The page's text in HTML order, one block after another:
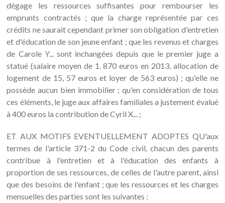
dégage les ressources suffisantes pour rembourser les
emprunts contractés ; que la charge représentée par ces
crédits ne saurait cependant primer son obligation d'entretien
et d'éducation de son jeune enfant ; que les revenus et charges
de Carole Y... sont inchangées depuis que le premier juge a
statué (salaire moyen de 1. 870 euros en 2013, allocation de
logement de 15, 57 euros et loyer de 563 euros) ; qu'elle ne
possède aucun bien immobilier ; qu'en considération de tous
ces éléments, le juge aux affaires familiales a justement évalué
à 400 euros la contribution de Cyril X... ;
ET AUX MOTIFS EVENTUELLEMENT ADOPTES QU'aux
termes de l'article 371-2 du Code civil, chacun des parents
contribue à l'entretien et à l'éducation des enfants à
proportion de ses ressources, de celles de l'autre parent, ainsi
que des besoins de l'enfant ; que les ressources et les charges
mensuelles des parties sont les suivantes :